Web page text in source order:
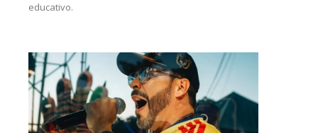
educativo.